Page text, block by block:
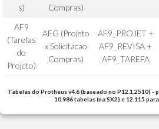
s)
Compras)
AF9
(Tarefas
do
Projeto)
AFG (Projeto
x Solicitacao
Compras)
AF9_PROJET +
AF9_REVISA +
AF9_TAREFA
Tabelas do Protheus v4.6 (baseado no P12.1.2510) -
10.986 tabelas (na SX2) e 12.115